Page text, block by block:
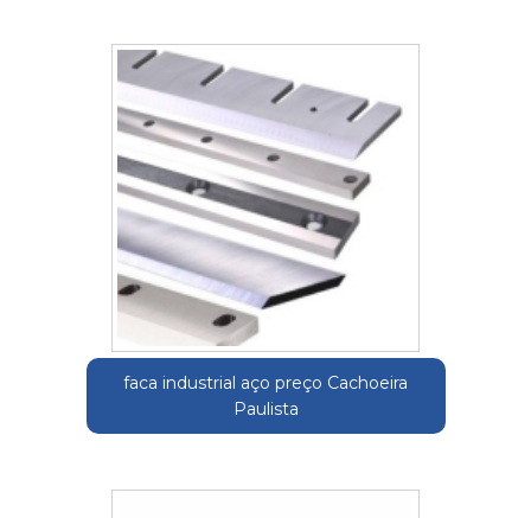
faca industrial aço preço Cachoeira
Paulista